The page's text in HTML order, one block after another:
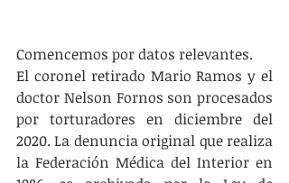
Comencemos por datos relevantes.
El coronel retirado Mario Ramos y el
doctor Nelson Fornos son procesados
por torturadores en diciembre del
2020. La denuncia original que realiza
la Federación Médica del Interior en